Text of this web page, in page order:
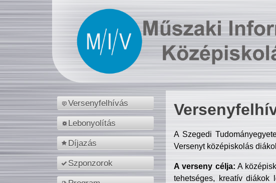
Versenyfelhívás
Lebonyolítás
Díjazás
Szponzorok
A Szegedi
Versenyt középiskolás
A verseny célja: A
tehetséges, kreatív diákok